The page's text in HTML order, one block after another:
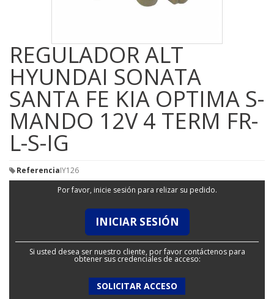
REGULADOR ALT
HYUNDAI SONATA
SANTA FE KIA OPTIMA S-
MANDO 12V 4 TERM FR-
L-S-IG
ReferenciaIY126
Por favor, inicie sesión para relizar su pedido.
INICIAR SESIÓN
Si usted desea ser nuestro cliente, por favor contáctenos para
obtener sus credenciales de acceso:
SOLICITAR ACCESO